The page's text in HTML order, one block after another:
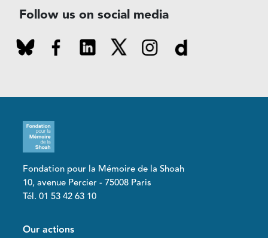
Follow us on social media
Fondation pour la Mémoire de la Shoah
10, avenue Percier - 75008 Paris
Tél. 01 53 42 63 10
Pied de page
Our actions